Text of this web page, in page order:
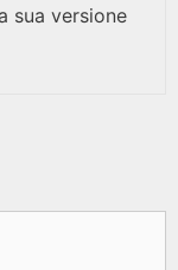
sua versione